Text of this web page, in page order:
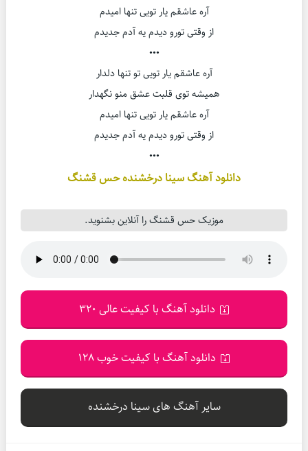
آره عاشقم یار تویی تنها امیدم
از وقتی تورو دیدم یه آدم جدیدم
•••
آره عاشقم یار تویی تو تنها دلدار
همیشه توی قلبت عشق منو نگهدار
آره عاشقم یار تویی تنها امیدم
از وقتی تورو دیدم یه آدم جدیدم
•••
دانلود آهنگ سینا درخشنده حس قشنگ
موزیک حس قشنگ را آنلاین بشنوید.
دانلود آهنگ با کیفیت عالی 320
دانلود آهنگ با کیفیت خوب 128
سایر آهنگ های سینا درخشنده